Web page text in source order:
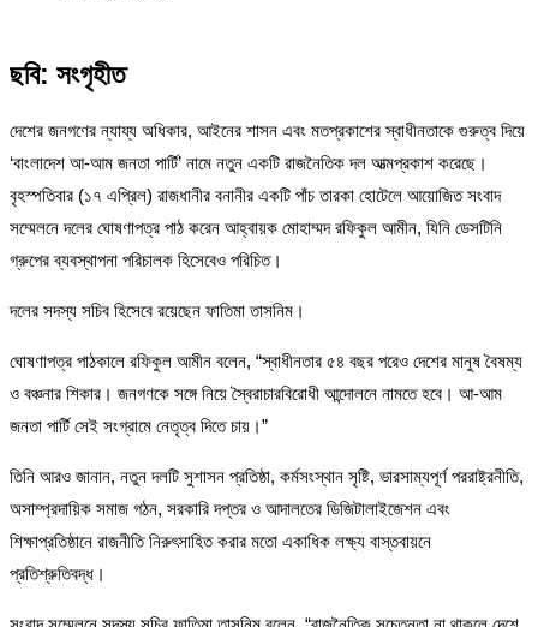
ছবি: সংগৃহীত
দেশের জনগণের ন্যায্য অধিকার, আইনের শাসন এবং মতপ্রকাশের স্বাধীনতাকে গুরুত্ব দিয়ে
‘বাংলাদেশ আ-আম জনতা পার্টি’ নামে নতুন একটি রাজনৈতিক দল আত্মপ্রকাশ করেছে।
বৃহস্পতিবার (১৭ এপ্রিল) রাজধানীর বনানীর একটি পাঁচ তারকা হোটেলে আয়োজিত সংবাদ
সম্মেলনে দলের ঘোষণাপত্র পাঠ করেন আহ্বায়ক মোহাম্মদ রফিকুল আমীন, যিনি ডেসটিনি
গ্রুপের ব্যবস্থাপনা পরিচালক হিসেবেও পরিচিত।
দলের সদস্য সচিব হিসেবে রয়েছেন ফাতিমা তাসনিম।
ঘোষণাপত্র পাঠকালে রফিকুল আমীন বলেন, “স্বাধীনতার ৫৪ বছর পরেও দেশের মানুষ বৈষম্য
ও বঞ্চনার শিকার। জনগণকে সঙ্গে নিয়ে স্বৈরাচারবিরোধী আন্দোলনে নামতে হবে। আ-আম
জনতা পার্টি সেই সংগ্রামে নেতৃত্ব দিতে চায়।”
তিনি আরও জানান, নতুন দলটি সুশাসন প্রতিষ্ঠা, কর্মসংস্থান সৃষ্টি, ভারসাম্যপূর্ণ পররাষ্ট্রনীতি,
অসাম্প্রদায়িক সমাজ গঠন, সরকারি দপ্তর ও আদালতের ডিজিটালাইজেশন এবং
শিক্ষাপ্রতিষ্ঠানে রাজনীতি নিরুৎসাহিত করার মতো একাধিক লক্ষ্য বাস্তবায়নে
প্রতিশ্রুতিবদ্ধ।